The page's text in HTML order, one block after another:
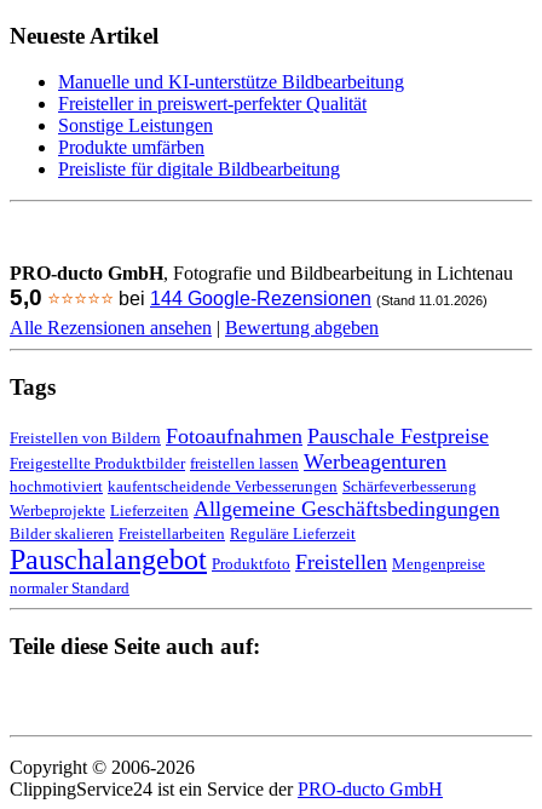
Neueste Artikel
Manuelle und KI-unterstütze Bildbearbeitung
Freisteller in preiswert-perfekter Qualität
Sonstige Leistungen
Produkte umfärben
Preisliste für digitale Bildbearbeitung
PRO-ducto GmbH, Fotografie und Bildbearbeitung in Lichtenau
5,0 ⭐⭐⭐⭐⭐ bei 144 Google-Rezensionen (Stand 11.01.2026)
Alle Rezensionen ansehen | Bewertung abgeben
Tags
Freistellen von Bildern Fotoaufnahmen Pauschale Festpreise
Freigestellte Produktbilder freistellen lassen Werbeagenturen
hochmotiviert kaufentscheidende Verbesserungen Schärfeverbesserung
Werbeprojekte Lieferzeiten Allgemeine Geschäftsbedingungen
Bilder skalieren Freistellarbeiten Reguläre Lieferzeit
Pauschalangebot Produktfoto Freistellen Mengenpreise
normaler Standard
Teile diese Seite auch auf:
Copyright © 2006-2026
ClippingService24 ist ein Service derPRO-ducto GmbH